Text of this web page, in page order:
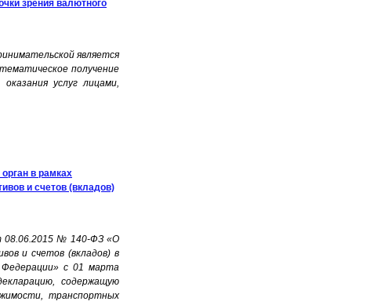
зрения валютного
является
получение
услуг лицами,
в рамках
и счетов (вкладов)
08.06.2015 № 140-ФЗ «О
и счетов (вкладов) в
Федерации» с 01 марта
содержащую
транспортных